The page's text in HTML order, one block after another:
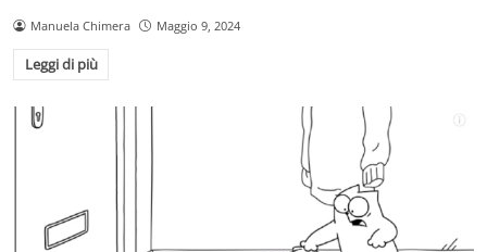
Manuela Chimera Maggio 9, 2024
Leggi di più